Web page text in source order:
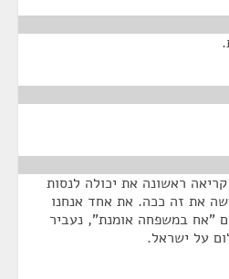
ראשונה את יכולה לנסות
את זה ככה. את אחד אנחנו
"אח במשפחה אומנת", נעביר
על ישראל.